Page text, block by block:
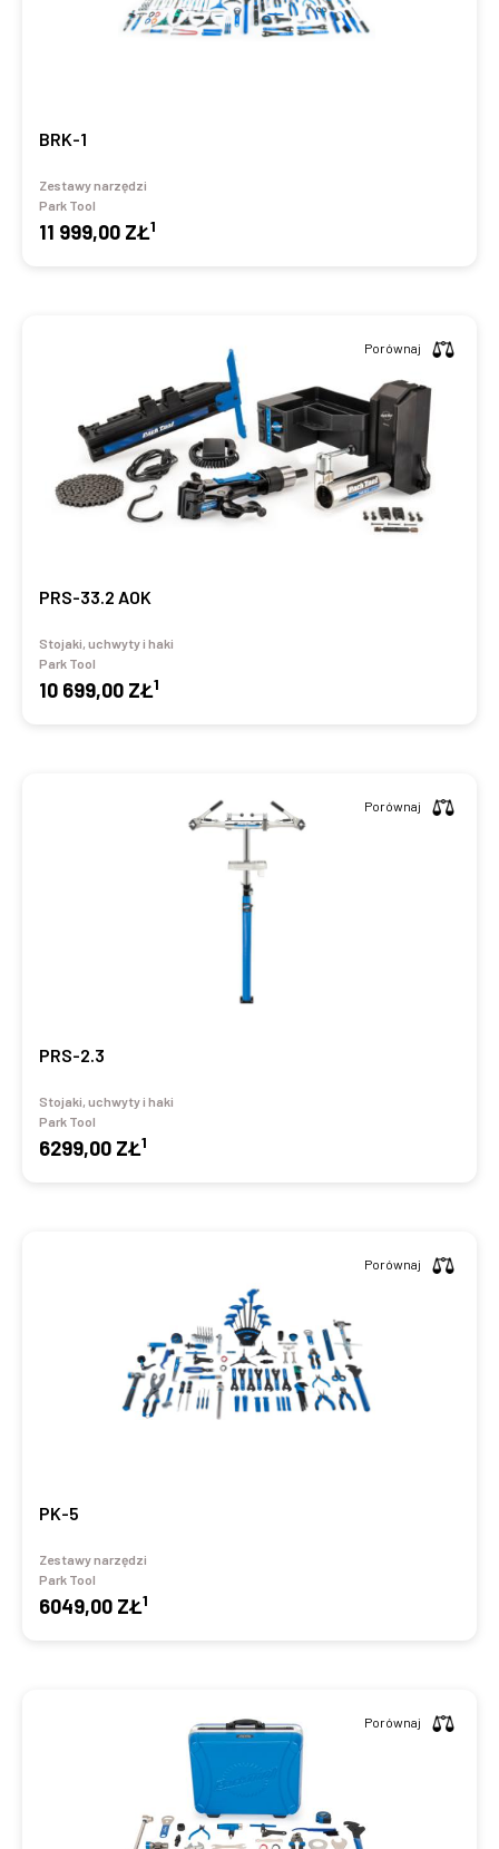
BRK-1
Zestawy narzędzi
Park Tool
11 999,00 ZŁ1
PRS-33.2 AOK
Stojaki, uchwyty i haki
Park Tool
10 699,00 ZŁ1
Porównaj
PRS-2.3
Stojaki, uchwyty i haki
Park Tool
6299,00 ZŁ1
Porównaj
PK-5
Zestawy narzędzi
Park Tool
6049,00 ZŁ1
Porównaj
Porównaj